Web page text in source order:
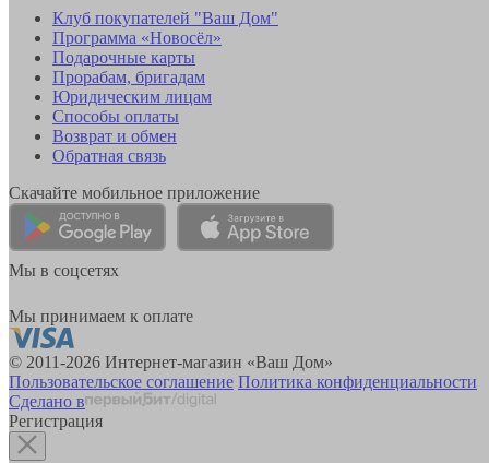
Клуб покупателей "Ваш Дом"
Программа «Новосёл»
Подарочные карты
Прорабам, бригадам
Юридическим лицам
Способы оплаты
Возврат и обмен
Обратная связь
Скачайте мобильное приложение
Мы в соцсетях
Мы принимаем к оплате
© 2011-2026 Интернет-магазин «Ваш Дом»
Пользовательское соглашение Политика конфиденциальности
Сделано в
Регистрация